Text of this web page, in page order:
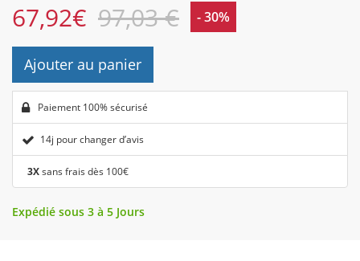
67,92€ 97,03 € - 30%
Ajouter au panier
Paiement 100% sécurisé
14j pour changer d’avis
3Xsans frais dès 100€
Expédié sous 3 à 5 Jours